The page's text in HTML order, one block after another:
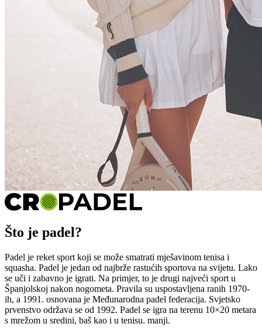
Što je padel?
Padel je reket sport koji se može smatrati mješavinom tenisa i
squasha. Padel je jedan od najbrže rastućih sportova na svijetu. Lako
se uči i zabavno je igrati. Na primjer, to je drugi najveći sport u
Španjolskoj nakon nogometa. Pravila su uspostavljena ranih 1970-
ih, a 1991. osnovana je Međunarodna padel federacija. Svjetsko
prvenstvo održava se od 1992. Padel se igra na terenu 10×20 metara
s mrežom u sredini, baš kao i u tenisu. manji.